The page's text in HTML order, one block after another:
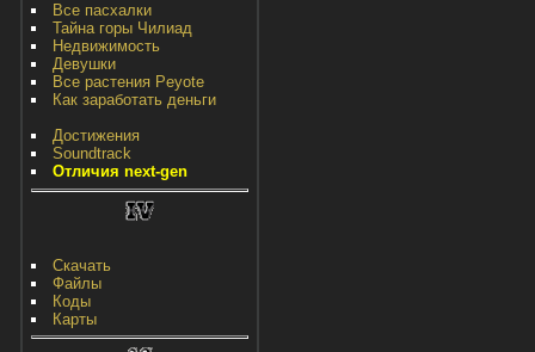
Все пасхалки
Тайна горы Чилиад
Недвижимость
Девушки
Все растения Peyote
Как заработать деньги
Достижения
Soundtrack
Отличия next-gen
Скачать
Файлы
Коды
Карты